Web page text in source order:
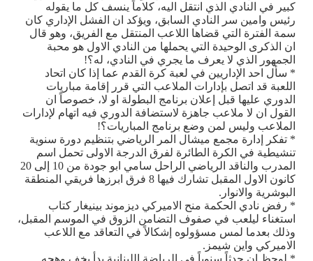
كبير في النادي الذي انتقل اليه، كلاماً ينسف كل ما يقوله
رئيس وامين سر النادي السابق، ويؤكد ان الفشل الإداري كان
سمة الفترة التي قضاها اللاعب المنتقل مع الفريق، وهو قال
ان الذكرى الوحيدة التي يحملها من النادي الاول هو محبة
الجمهور الذي لا يعرف ما يجري في النادي، له؟!
* سأل احد الإداريين في لعبة كرة القدم عما إذا كان اتحاد
اللعبة قد اتصل بإدارات الملاعب التي قرر إقامة مباريات
الدوري عليها قبل إعلان برنامج البطولة او لا، خصوصاً ان
القول ان لا ملاعب جاهزة لاستضافة الدوري فيه اتهام لإدارات
الملاعب وليس لمن وضع برنامج المباريات؟!
* تفكر إدارة مجمع ميشال المر الرياضي بتنظيم دورة سنوية
تنشيطية في الكرة الطائرة لفرق الدرجة الاولى تحمل اسم
المدرب والناقد الرياضي الراحل سامي ابو جودة من 10 إلى 20
كانون الاول المقبل تشارك فيها 8 فرق ابرزها فريقي المنطقة
البوشرية والانوار.
* رفض نادي الحكمة منح الاميركي ديزموند بينيغار كتاب
استغناء ليلعب في صفوف التضامن الزوق في الموسم المقبل،
وذلك بعدما لمس مسؤولوه إشكالاً في التعاقد مع اللاعب
الاميركي واين شيمز.
* لوحظ ان حدثاً سنوياً في الرياضة اللبنانية بدأ يخف وهجه